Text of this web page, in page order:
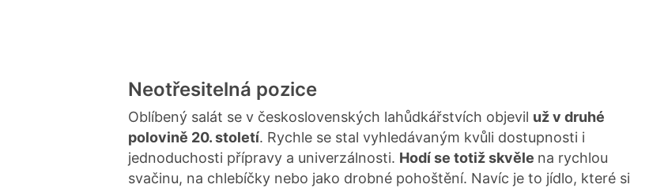
Neotřesitelná pozice
Oblíbený salát se v československých lahůdkářstvích objevil už v druhé
polovině 20. století. Rychle se stal vyhledávaným kvůli dostupnosti i
jednoduchosti přípravy a univerzálnosti. Hodí se totiž skvěle na rychlou
svačinu, na chlebíčky nebo jako drobné pohoštění. Navíc je to jídlo, které si